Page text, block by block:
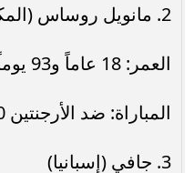
2. مانويل روساس (المكسيك)
العمر: 18 عاماً و93 يوماً
المباراة: ضد الأرجنتين 1930
3. جافي (إسبانيا)